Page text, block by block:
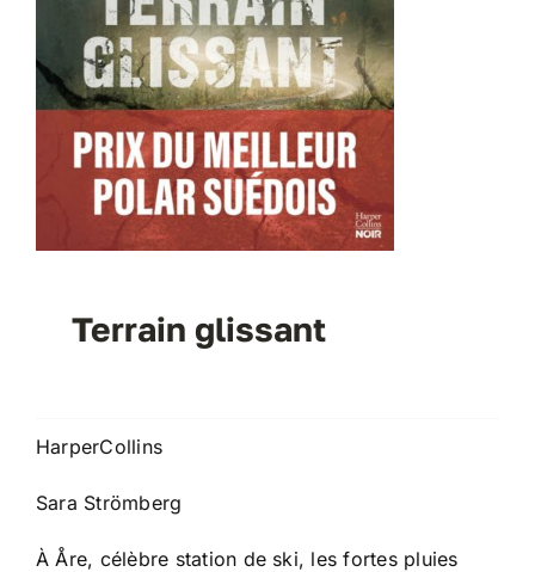
Terrain glissant
HarperCollins
Sara Strömberg
À Åre, célèbre station de ski, les fortes pluies